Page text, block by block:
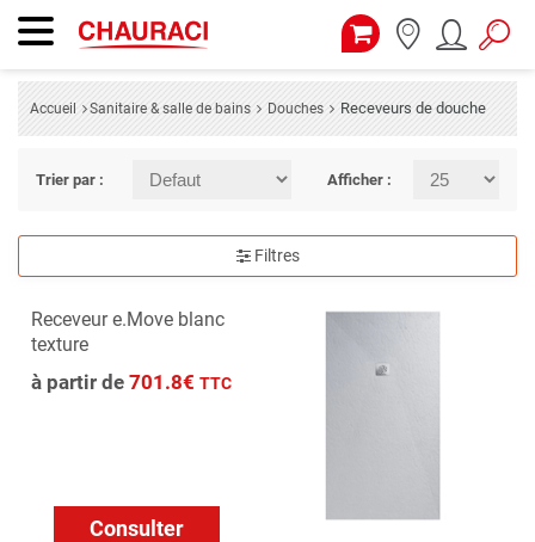
Accueil Sanitaire & salle de bains Douches Receveurs de douche
Trier par : Afficher :
Filtres
Receveur e.Move blanc
texture
à partir de 701.8€ TTC
Consulter